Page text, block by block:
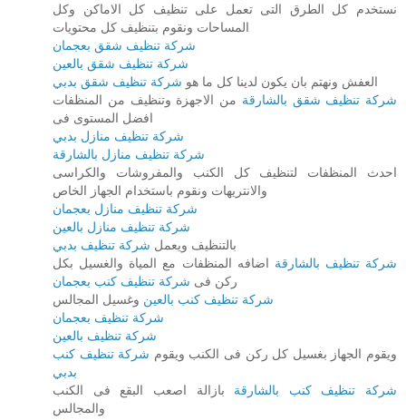
نستخدم كل الطرق التى تعمل على تنظيف كل الاماكن وكل
المساحات ونقوم بتنظيف كل محتويات
شركة تنظيف شقق بعجمان
شركة تنظيف شقق بالعين
العفش ونهتم بان يكون لدينا كل ما هو شركة تنظيف شقق بدبي
شركة تنظيف شقق بالشارقة من الاجهزة وتنظيف من المنظفات
افضل المستوى فى
شركة تنظيف منازل بدبي
شركة تنظيف منازل بالشارقة
احدث المنظفات لتنظيف كل الكنب والمفروشات والكراسى
والانتريهات ونقوم باستخدام الجهاز الخاص
شركة تنظيف منازل بعجمان
شركة تنظيف منازل بالعين
بالتنظيف ويعمل شركة تنظيف بدبي
شركة تنظيف بالشارقة اضافه المنظفات مع المياة والغسيل بكل
ركن فى شركة تنظيف كنب بعجمان
شركة تنظيف كنب بالعين وغسيل المجالس
شركة تنظيف بعجمان
شركة تنظيف بالعين
ويقوم الجهاز بغسيل كل ركن فى الكنب ويقوم شركة تنظيف كنب
بدبي
شركة تنظيف كنب بالشارقة بازالة اصعب البقع فى الكنب
والمجالس